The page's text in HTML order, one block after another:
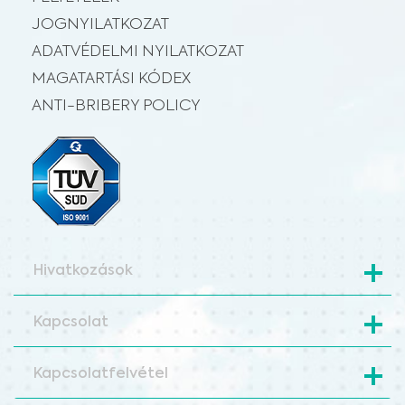
JOGNYILATKOZAT
ADATVÉDELMI NYILATKOZAT
MAGATARTÁSI KÓDEX
ANTI-BRIBERY POLICY
Hivatkozások
Kapcsolat
Kapcsolatfelvétel